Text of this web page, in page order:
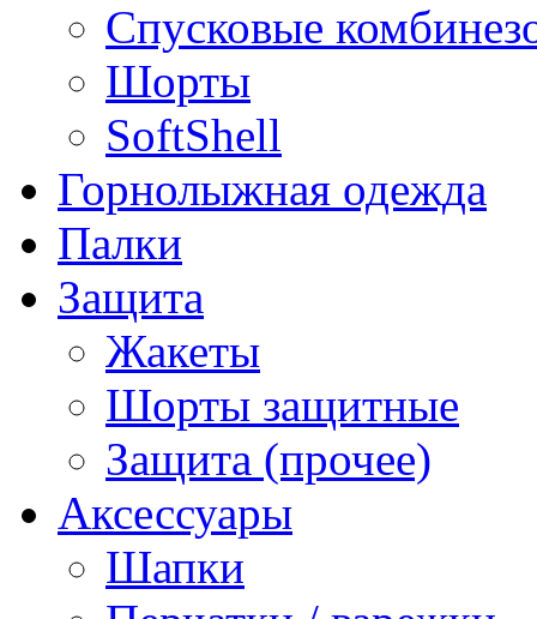
Спусковые
Шорты
SoftShell
Горнолыжная одежда
Палки
Защита
Жакеты
Шорты защитные
Защита (прочее)
Аксессуары
Шапки